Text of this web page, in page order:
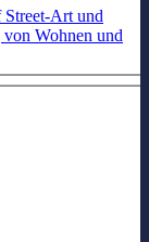
Street-Art und
Wohnen und